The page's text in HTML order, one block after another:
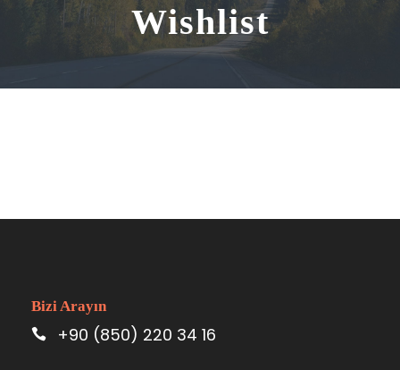
Wishlist
Bizi Arayın
+90 (850) 220 34 16